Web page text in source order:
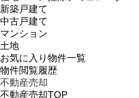
新築戸建て
中古戸建て
マンション
土地
お気に入り物件一覧
物件閲覧履歴
不動産売却
不動産売却TOP